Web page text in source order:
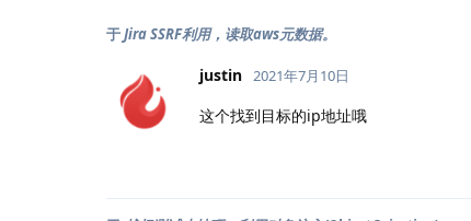
于Jira SSRF利用，读取aws元数据。
justin 2021年7月10日
这个找到目标的ip地址哦